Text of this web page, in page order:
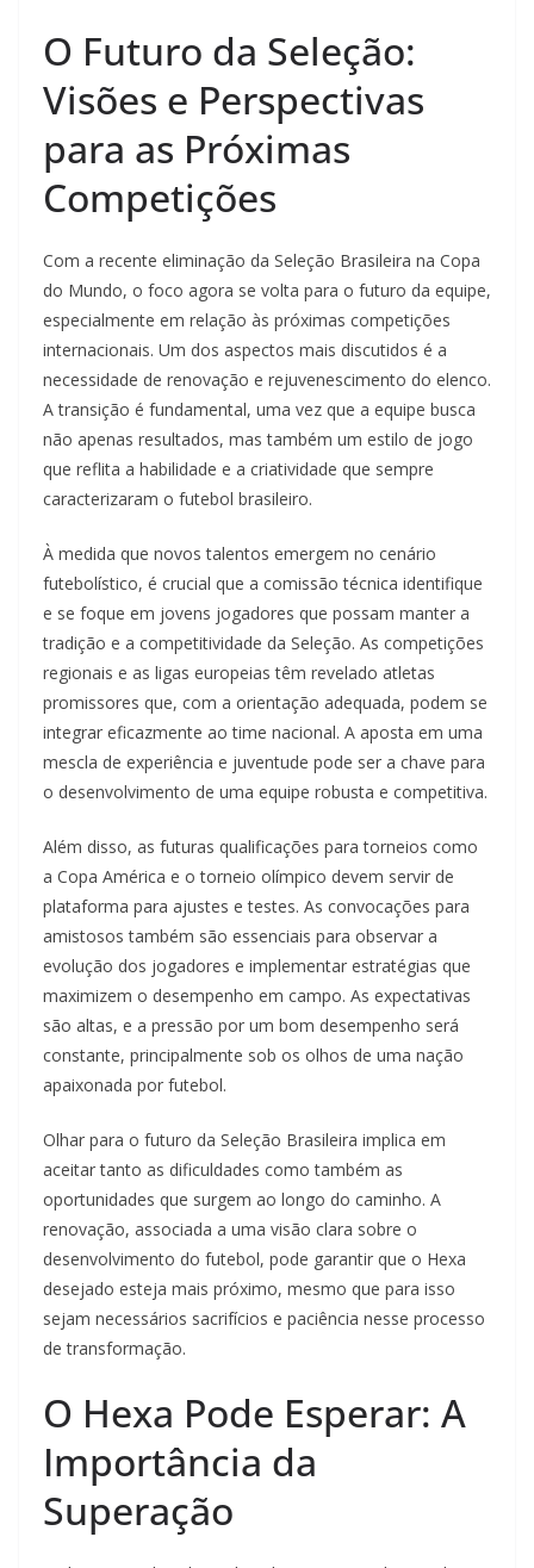
O Futuro da Seleção:
Visões e Perspectivas
para as Próximas
Competições
Com a recente eliminação da Seleção Brasileira na Copa
do Mundo, o foco agora se volta para o futuro da equipe,
especialmente em relação às próximas competições
internacionais. Um dos aspectos mais discutidos é a
necessidade de renovação e rejuvenescimento do elenco.
A transição é fundamental, uma vez que a equipe busca
não apenas resultados, mas também um estilo de jogo
que reflita a habilidade e a criatividade que sempre
caracterizaram o futebol brasileiro.
À medida que novos talentos emergem no cenário
futebolístico, é crucial que a comissão técnica identifique
e se foque em jovens jogadores que possam manter a
tradição e a competitividade da Seleção. As competições
regionais e as ligas europeias têm revelado atletas
promissores que, com a orientação adequada, podem se
integrar eficazmente ao time nacional. A aposta em uma
mescla de experiência e juventude pode ser a chave para
o desenvolvimento de uma equipe robusta e competitiva.
Além disso, as futuras qualificações para torneios como
a Copa América e o torneio olímpico devem servir de
plataforma para ajustes e testes. As convocações para
amistosos também são essenciais para observar a
evolução dos jogadores e implementar estratégias que
maximizem o desempenho em campo. As expectativas
são altas, e a pressão por um bom desempenho será
constante, principalmente sob os olhos de uma nação
apaixonada por futebol.
Olhar para o futuro da Seleção Brasileira implica em
aceitar tanto as dificuldades como também as
oportunidades que surgem ao longo do caminho. A
renovação, associada a uma visão clara sobre o
desenvolvimento do futebol, pode garantir que o Hexa
desejado esteja mais próximo, mesmo que para isso
sejam necessários sacrifícios e paciência nesse processo
de transformação.
O Hexa Pode Esperar: A
Importância da
Superação